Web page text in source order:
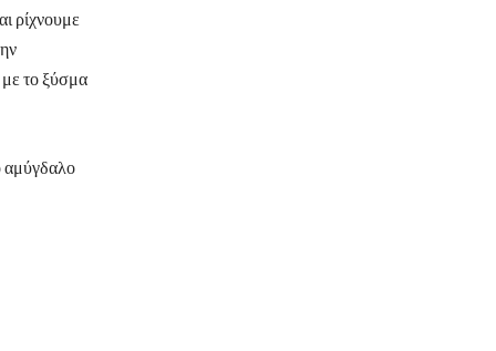
ρίχνουμε
το ξύσμα
αμύγδαλο